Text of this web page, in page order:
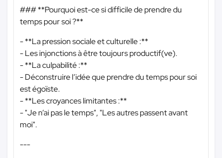
### **Pourquoi est-ce si difficile de prendre du
temps pour soi ?**
- **La pression sociale et culturelle :**
- Les injonctions à être toujours productif(ve).
- **La culpabilité :**
- Déconstruire l’idée que prendre du temps pour soi
est égoïste.
- **Les croyances limitantes :**
- "Je n’ai pas le temps", "Les autres passent avant
moi".
---